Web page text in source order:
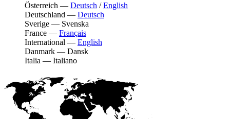
Österreich — Deutsch /English
Deutschland — Deutsch
Sverige — Svenska
France — Français
International — English
Danmark — Dansk
Italia — Italiano